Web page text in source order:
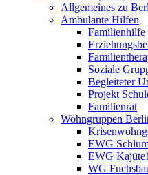
Allgemeines zu
Ambulante Hilfen
Familienhilfe
Soziale
Begleiteter
Projekt
Familienrat
Wohngruppen
EWG
EWG
WG